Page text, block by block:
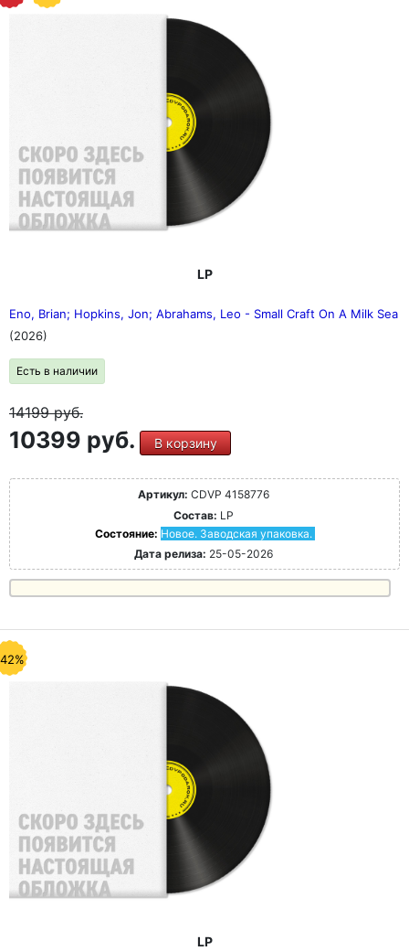
LP
Eno, Brian; Hopkins, Jon; Abrahams, Leo - Small Craft On A Milk Sea
(2026)
Есть в наличии
14199руб.
10399 руб. В корзину
Артикул: CDVP 4158776
Состав: LP
Состояние: Новое. Заводская упаковка.
Дата релиза: 25-05-2026
LP